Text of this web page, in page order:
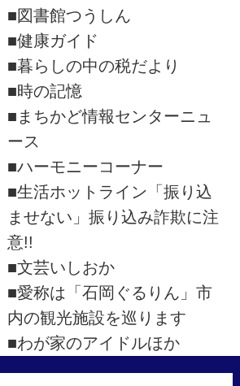
■図書館つうしん
■健康ガイド
■暮らしの中の税だより
■時の記憶
■まちかど情報センターニュ
ース
■ハーモニーコーナー
■生活ホットライン「振り込
ませない」振り込み詐欺に注
意!!
■文芸いしおか
■愛称は「石岡ぐるりん」市
内の観光施設を巡ります
■わが家のアイドルほか